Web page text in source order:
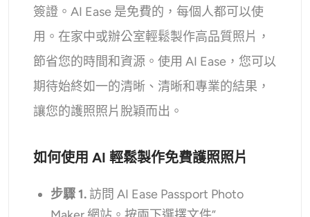
簽證。AI Ease 是免費的，每個人都可以使
用。在家中或辦公室輕鬆製作高品質照片，
節省您的時間和資源。使用 AI Ease，您可以
期待始終如一的清晰、清晰和專業的結果，
讓您的護照照片脫穎而出。
如何使用 AI 輕鬆製作免費護照照片
步驟 1. 訪問 AI Ease Passport Photo